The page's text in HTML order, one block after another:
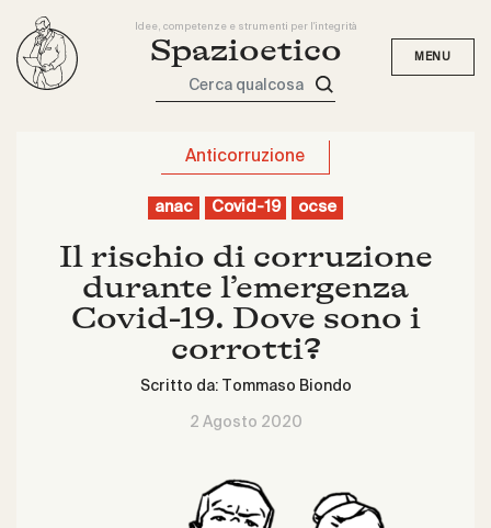
Idee, competenze e strumenti per l'integrità
Spazioetico
Cerca qualcosa
Anticorruzione
anac Covid-19 ocse
Il rischio di corruzione
durante l’emergenza
Covid-19. Dove sono i
corrotti?
Scritto da: Tommaso Biondo
2 Agosto 2020